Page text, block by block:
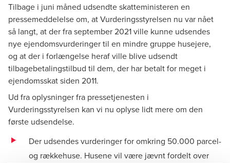
Tilbage i juni måned udsendte skatteministeren en
pressemeddelelseom, at Vurderingsstyrelsen nu var nået
så langt, at der fra september 2021 ville kunne udsendes
nye ejendomsvurderinger til en mindre gruppe husejere,
og at der i forlængelse heraf ville blive udsendt
tilbagebetalingstilbud til dem, der har betalt for meget i
ejendomsskat siden 2011.
Ud fra oplysninger fra pressetjenesten i
Vurderingsstyrelsen kan vi nu oplyse lidt mere om den
første udsendelse.
Der udsendes vurderinger for omkring 50.000 parcel-
og rækkehuse. Husene vil være jævnt fordelt over